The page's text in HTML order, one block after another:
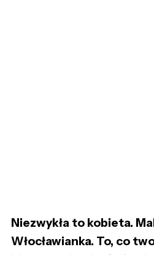
Niezwykła to kobieta.
Włocławianka. To, co